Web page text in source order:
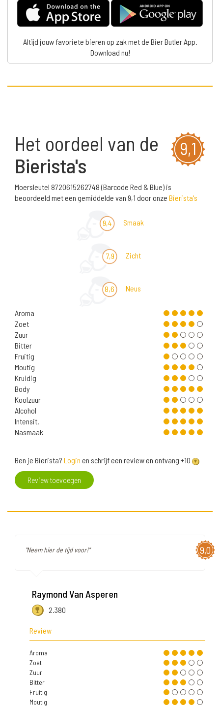
Altijd jouw favoriete bieren op zak met de Bier Butler App.
Download nu!
9,1
Het oordeel van de
Bierista's
Moersleutel 8720615262748 (Barcode Red & Blue) is
beoordeeld met een gemiddelde van 9,1 door onze Bierista's
9,4 Smaak
7,9 Zicht
8,6 Neus
Aroma
Zoet
Zuur
Bitter
Fruitig
Moutig
Kruidig
Body
Koolzuur
Alcohol
Intensit.
Nasmaak
Ben je Bierista? Login en schrijf een review en ontvang +10
Review toevoegen
9,0
"Neem hier de tijd voor!"
Raymond Van Asperen
2.380
Review
Aroma
Zoet
Zuur
Bitter
Fruitig
Moutig